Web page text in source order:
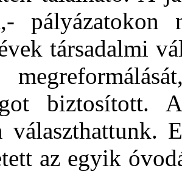
pályázatokon
társadalmi
biztosított.
választhattunk.
az egyik